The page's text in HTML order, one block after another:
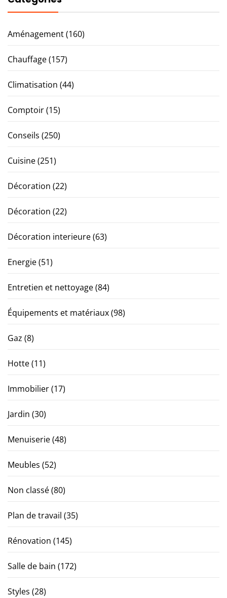
Aménagement(160)
Chauffage(157)
Climatisation (44)
Comptoir(15)
Conseils (250)
Cuisine(251)
Décoration (22)
Décoration (22)
Décoration interieure(63)
Energie(51)
Entretien et nettoyage(84)
Équipements et matériaux(98)
Gaz (8)
Hotte(11)
Immobilier(17)
Jardin (30)
Menuiserie(48)
Meubles (52)
Non classé(80)
Plan de travail (35)
Rénovation (145)
Salle de bain (172)
Styles (28)